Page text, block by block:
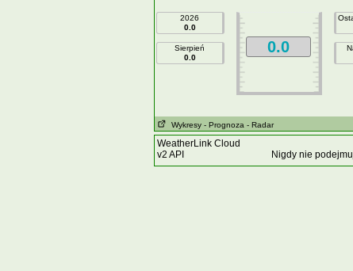
2026
0.0
Sierpień
0.0
0.0
Wykresy - Prognoza - Radar
WeatherLink Cloud
v2 API
Nigdy nie